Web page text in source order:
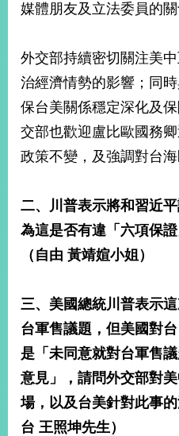
媒體朋友及立法委員的關
外交部持續密切關注美
治經濟情勢的影響；同
保台美關係穩定深化及
交部也歡迎盧比歐國務
政策不變，及強調對台
二、川普表示將和習近
為這是否有違「六項保
（自由 黃靖媗小姐）
三、美國總統川普表示
台軍售議題，但美國對
是「未同意就對台軍售
意見」，請問外交部對
場，以及台美針對此事
台 王照坤先生）